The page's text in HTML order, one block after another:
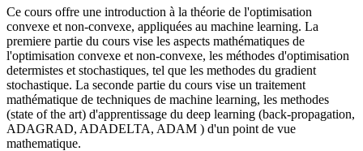
Ce cours offre une introduction à la théorie de l'optimisation
convexe et non-convexe, appliquées au machine learning. La
premiere partie du cours vise les aspects mathématiques de
l'optimisation convexe et non-convexe, les méthodes d'optimisation
determistes et stochastiques, tel que les methodes du gradient
stochastique. La seconde partie du cours vise un traitement
mathématique de techniques de machine learning, les methodes
(state of the art) d'apprentissage du deep learning (back-propagation,
ADAGRAD, ADADELTA, ADAM ) d'un point de vue
mathematique.